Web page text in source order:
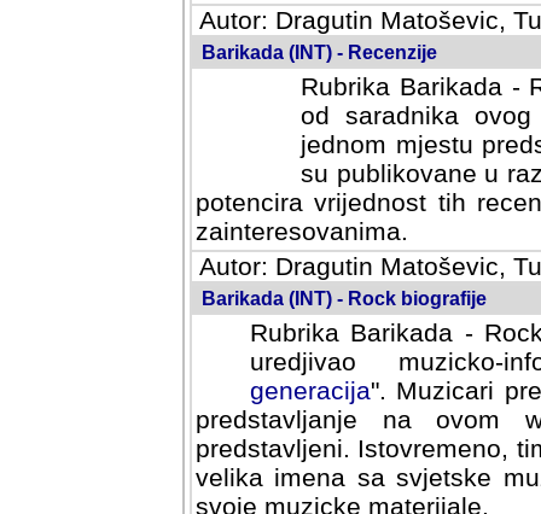
Autor: Dragutin Matoševic,
Barikada (INT) - Recenzije
Rubrika Barikada -
od saradnika
jednom mjestu
su publikovane u
potencira vrijednost tih
zainteresovanima.
Autor: Dragutin Matoševic,
Barikada (INT) - Rock biografije
Rubrika Barikada -
uredjivao muzicko-
Muzicari predstavljeni u
na ovom web portalu
Istovremeno, tim nacinom
sa svjetske muzicke scene
materijale.